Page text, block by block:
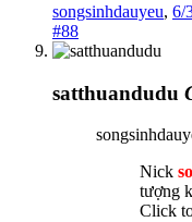
songsinhdauyeu, 6/
#88
satthuandudu
Nick
tượng
Click